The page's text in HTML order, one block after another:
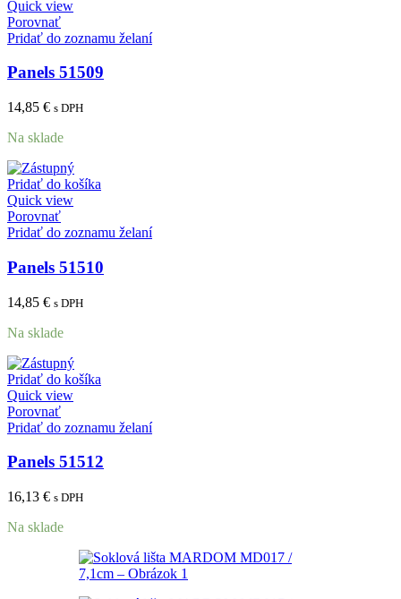
Quick view
Porovnať
Pridať do zoznamu želaní
Panels 51509
14,85 € s DPH
Na sklade
Pridať do košíka
Quick view
Porovnať
Pridať do zoznamu želaní
Panels 51510
14,85 € s DPH
Na sklade
Pridať do košíka
Quick view
Porovnať
Pridať do zoznamu želaní
Panels 51512
16,13 € s DPH
Na sklade